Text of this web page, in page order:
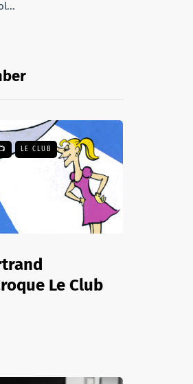
LE CLUB
Le Club